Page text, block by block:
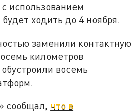
использованием
ходить до 4 ноября.
заменили контактную
километров
восемь
сообщал, что в